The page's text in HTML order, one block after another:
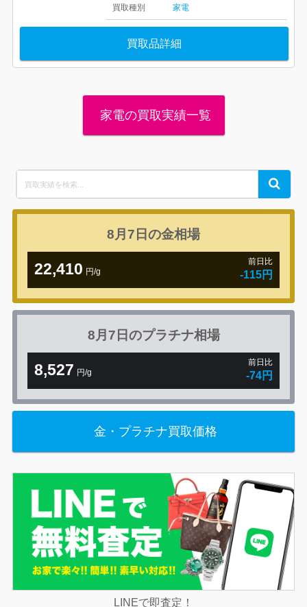
買取種別 家電
買取品詳細
家電の買取実績一覧
for:
Search
8月7日の金相場
22,410 円/g
前日比
-115円
8月7日のプラチナ相場
8,527 円/g
前日比
-74円
金・プラチナ買取価格
LINEで即査定！